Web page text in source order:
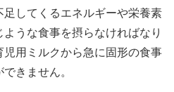
してくるエネルギーや栄養素
うな食事を摂らなければなり
児用ミルクから急に固形の食事
きません。